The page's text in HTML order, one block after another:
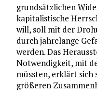
grundsätzlichen
kapitalistische
will, soll mit der
durch jahrelange
werden. Das
Notwendigkeit, mit
müssten, erklärt sich
größeren